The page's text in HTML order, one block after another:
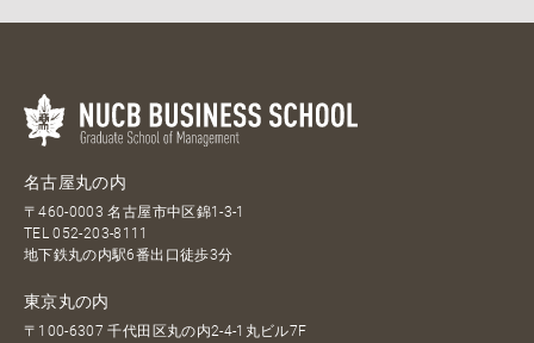
名古屋丸の内
〒460-0003 名古屋市中区錦1-3-1
TEL052-203-8111
地下鉄丸の内駅6番出口徒歩3分
東京丸の内
〒100-6307 千代田区丸の内2-4-1丸ビル7F